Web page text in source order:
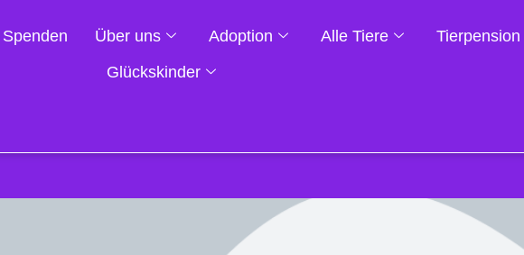
Spenden Über uns Adoption Alle Tiere
Tierpension
Glückskinder